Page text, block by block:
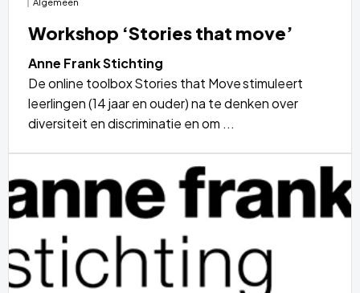
Algemeen
Workshop ‘Stories that move’
Anne Frank Stichting
De online toolbox Stories that Move stimuleert
leerlingen (14 jaar en ouder) na te denken over
diversiteit en discriminatie en om ...
meer
over